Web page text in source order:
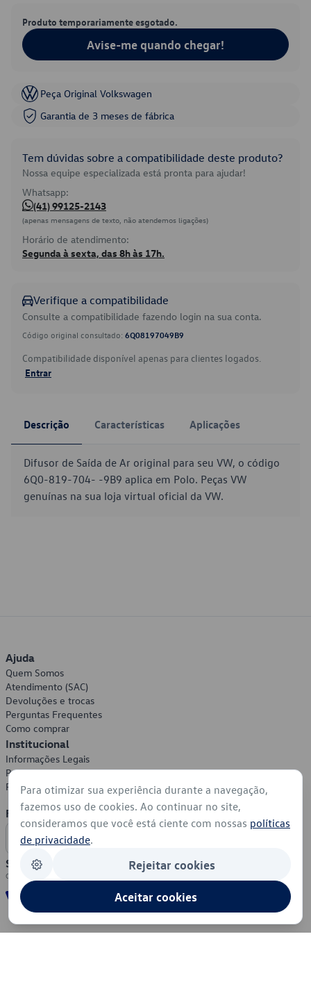
Produto temporariamente esgotado.
Avise-me quando chegar!
Peça Original Volkswagen
Garantia de 3 meses de fábrica
Tem dúvidas sobre a compatibilidade deste produto?
Nossa equipe especializada está pronta para ajudar!
Whatsapp:
(41) 99125-2143
(apenas mensagens de texto, não atendemos ligações)
Horário de atendimento:
Segunda à sexta, das 8h às 17h.
Verifique a compatibilidade
Consulte a compatibilidade fazendo login na sua conta.
Código original consultado: 6Q08197049B9
Compatibilidade disponível apenas para clientes logados.
Entrar
Descrição Características Aplicações
Difusor de Saída de Ar original para seu VW, o código
6Q0-819-704- -9B9 aplica em Polo. Peças VW
genuínas na sua loja virtual oficial da VW.
Ajuda
Quem Somos
Atendimento (SAC)
Devoluções e trocas
Perguntas Frequentes
Como comprar
Institucional
Informações Legais
Política de Privacidade
Política de Cookies
Formas de Pagamento
Segurança
Para otimizar sua experiência durante a navegação,
fazemos uso de cookies. Ao continuar no site,
consideramos que você está ciente com nossas políticas
de privacidade.
Rejeitar cookies
Aceitar cookies